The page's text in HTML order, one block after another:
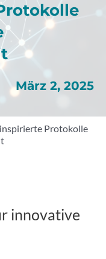
März 2, 2025
Protokolle
innovative